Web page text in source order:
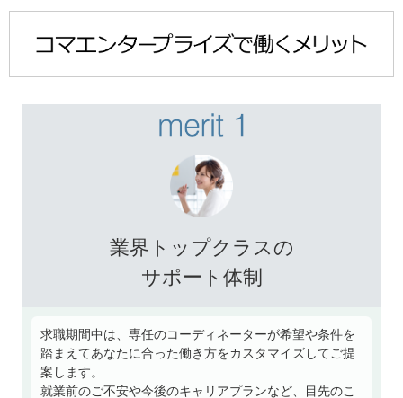
業界トップクラスの
サポート体制
求職期間中は、専任のコーディネーターが希望や条件を
踏まえてあなたに合った働き方をカスタマイズしてご提
案します。
就業前のご不安や今後のキャリアプランなど、目先のこ